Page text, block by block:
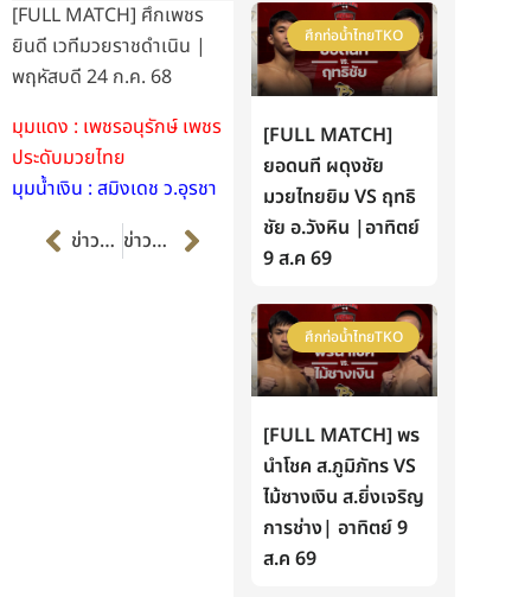
[FULL MATCH] ศึกเพชร
ยินดี เวทีมวยราชดำเนิน |
พฤหัสบดี 24 ก.ค. 68
มุมแดง : เพชรอนุรักษ์ เพชร
ประดับมวยไทย
มุมน้ำเงิน : สมิงเดช ว.อุรชา
Prevข่าวก่อนหน้า ข่าวต่อไป Next
ศึกท่อน้ำไทยTKO
[FULL MATCH]
ยอดนที ผดุงชัย
มวยไทยยิม VS ฤทธิ
ชัย อ.วังหิน |อาทิตย์
9 ส.ค 69
ศึกท่อน้ำไทยTKO
[FULL MATCH] พร
นำโชค ส.ภูมิภัทร VS
ไม้ซางเงิน ส.ยิ่งเจริญ
การช่าง| อาทิตย์ 9
ส.ค 69